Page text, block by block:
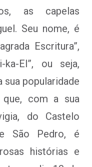
as capelas
Seu nome, é
Escritura”,
El”, ou seja,
sua popularidade
que, com a sua
do Castelo
São Pedro, é
histórias e